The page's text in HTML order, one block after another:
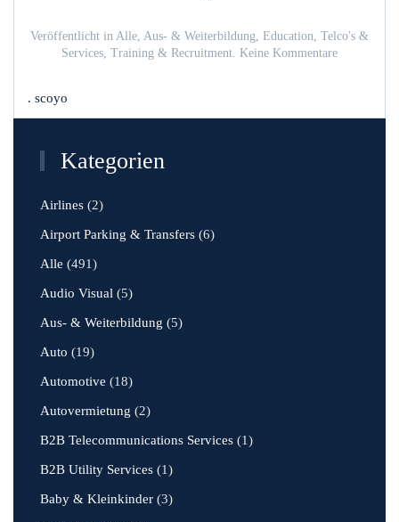
Veröffentlicht in Alle, Aus- & Weiterbildung, Education, Telco's &
Services, Training & Recruitment. Keine Kommentarezu
. scoyo
Kategorien
Airlines (2)
Airport Parking & Transfers (6)
Alle (491)
Audio Visual (5)
Aus- & Weiterbildung (5)
Auto (19)
Automotive (18)
Autovermietung (2)
B2B Telecommunications Services (1)
B2B Utility Services (1)
Baby & Kleinkinder (3)